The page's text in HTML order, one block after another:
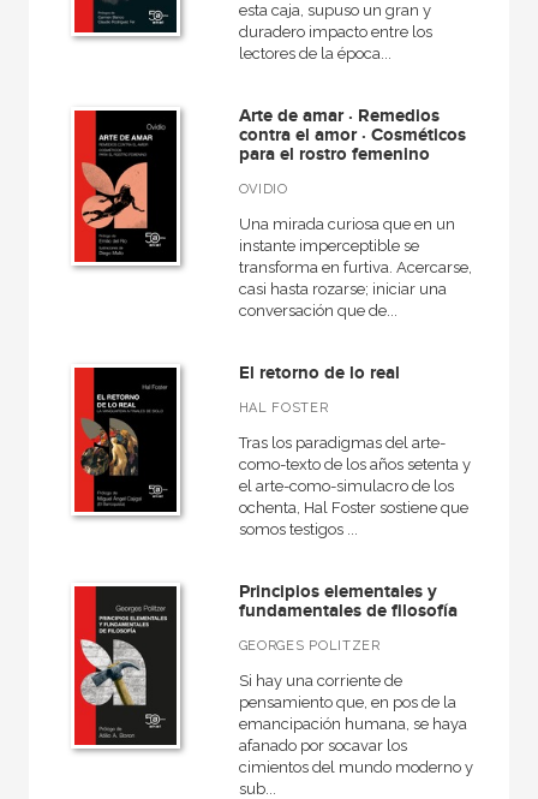
esta caja, supuso un gran y
duradero impacto entre los
lectores de la época...
Arte de amar · Remedios
contra el amor · Cosméticos
para el rostro femenino
OVIDIO
Una mirada curiosa que en un
instante imperceptible se
transforma en furtiva. Acercarse,
casi hasta rozarse; iniciar una
conversación que de...
El retorno de lo real
HAL FOSTER
Tras los paradigmas del arte-
como-texto de los años setenta y
el arte-como-simulacro de los
ochenta, Hal Foster sostiene que
somos testigos ...
Principios elementales y
fundamentales de filosofía
GEORGES POLITZER
Si hay una corriente de
pensamiento que, en pos de la
emancipación humana, se haya
afanado por socavar los
cimientos del mundo moderno y
sub...